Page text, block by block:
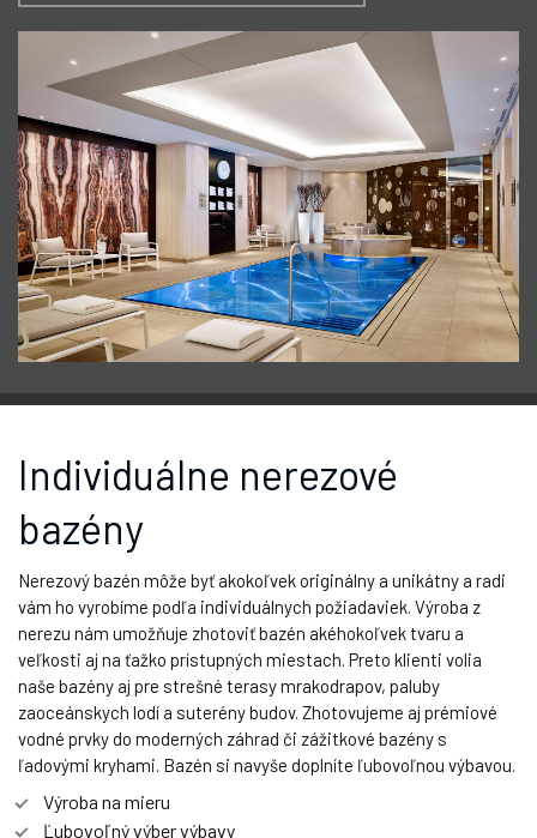
Individuálne nerezové
bazény
Nerezový bazén môže byť akokoľvek originálny a unikátny a radi
vám ho vyrobíme podľa individuálnych požiadaviek. Výroba z
nerezu nám umožňuje zhotoviť bazén akéhokoľvek tvaru a
veľkosti aj na ťažko prístupných miestach. Preto klienti volia
naše bazény aj pre strešné terasy mrakodrapov, paluby
zaoceánskych lodí a suterény budov. Zhotovujeme aj prémiové
vodné prvky do moderných záhrad či zážitkové bazény s
ľadovými kryhami. Bazén si navyše doplníte ľubovoľnou výbavou.
Výroba na mieru
Ľubovoľný výber výbavy